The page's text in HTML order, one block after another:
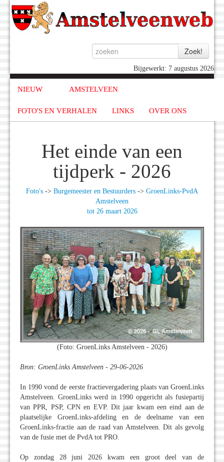
Bijgewerkt: 7 augustus 2026
NIEUW AMSTELVEEN
FOTO'S EN VERHALEN LINKS OVER ONS
Het einde van een
tijdperk - 2026
Foto's -> Burgemeester en Bestuurders -> GroenLinks-PvdA
Amstelveen
tot 26 maart 2026
(Foto: GroenLinks Amstelveen - 2026)
Bron: GroenLinks Amstelveen - 29-06-2026
In 1990 vond de eerste fractievergadering plaats van GroenLinks
Amstelveen. GroenLinks werd in 1990 opgericht als fusiepartij
van PPR, PSP, CPN en EVP. Dit jaar kwam een eind aan de
plaatselijke GroenLinks-afdeling en de deelname van een
GroenLinks-fractie aan de raad van Amstelveen. Dit als gevolg
van de fusie met de PvdA tot PRO.
Op zondag 28 juni 2026 kwam een groot deel van de